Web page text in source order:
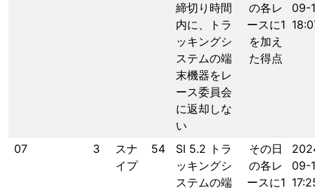
締切り時間
内に、トラ
ッキングシ
ステムの端
末機器をレ
ース委員会
に返却しな
い
の各レ
ースに1
を加え
た得点
09-
07 3
スナ
イプ
54
SI 5.2 トラ
ッキングシ
ステムの端
その日
の各レ
ースに1
09-